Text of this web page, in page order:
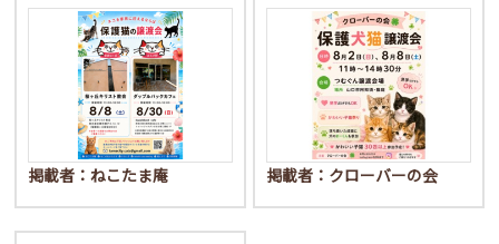
掲載者：ねこたま庵 掲載者：クローバーの会